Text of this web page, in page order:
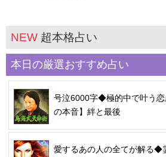
NEW 超本格占い
本日の厳選おすすめ占い
号泣6000字◆極的中で叶う
の本音】絆と最後
愛するあの人の全てが解る◆